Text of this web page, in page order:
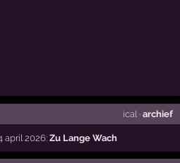
ical · archief
april 2026:Zu Lange Wach